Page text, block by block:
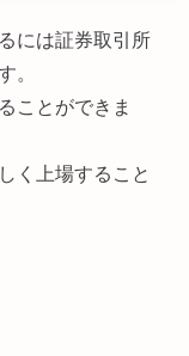
には証券取引所
。
ことができま
く上場すること